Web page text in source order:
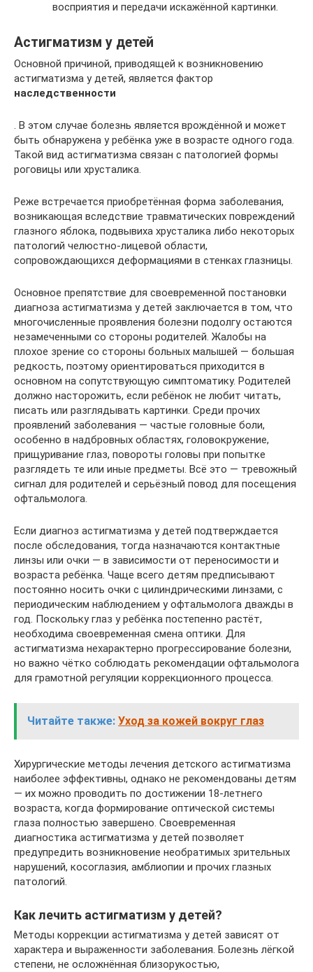
восприятия и передачи искажённой картинки.
Астигматизм у детей
Основной причиной, приводящей к возникновению
астигматизма у детей, является фактор
наследственности
. В этом случае болезнь является врождённой и может
быть обнаружена у ребёнка уже в возрасте одного года.
Такой вид астигматизма связан с патологией формы
роговицы или хрусталика.
Реже встречается приобретённая форма заболевания,
возникающая вследствие травматических повреждений
глазного яблока, подвывиха хрусталика либо некоторых
патологий челюстно-лицевой области,
сопровождающихся деформациями в стенках глазницы.
Основное препятствие для своевременной постановки
диагноза астигматизма у детей заключается в том, что
многочисленные проявления болезни подолгу остаются
незамеченными со стороны родителей. Жалобы на
плохое зрение со стороны больных малышей — большая
редкость, поэтому ориентироваться приходится в
основном на сопутствующую симптоматику. Родителей
должно насторожить, если ребёнок не любит читать,
писать или разглядывать картинки. Среди прочих
проявлений заболевания — частые головные боли,
особенно в надбровных областях, головокружение,
прищуривание глаз, повороты головы при попытке
разглядеть те или иные предметы. Всё это — тревожный
сигнал для родителей и серьёзный повод для посещения
офтальмолога.
Если диагноз астигматизма у детей подтверждается
после обследования, тогда назначаются контактные
линзы или очки — в зависимости от переносимости и
возраста ребёнка. Чаще всего детям предписывают
постоянно носить очки с цилиндрическими линзами, с
периодическим наблюдением у офтальмолога дважды в
год. Поскольку глаз у ребёнка постепенно растёт,
необходима своевременная смена оптики. Для
астигматизма нехарактерно прогрессирование болезни,
но важно чётко соблюдать рекомендации офтальмолога
для грамотной регуляции коррекционного процесса.
Читайте также: Уход за кожей вокруг глаз
Хирургические методы лечения детского астигматизма
наиболее эффективны, однако не рекомендованы детям
— их можно проводить по достижении 18-летнего
возраста, когда формирование оптической системы
глаза полностью завершено. Своевременная
диагностика астигматизма у детей позволяет
предупредить возникновение необратимых зрительных
нарушений, косоглазия, амблиопии и прочих глазных
патологий.
Как лечить астигматизм у детей?
Методы коррекции астигматизма у детей зависят от
характера и выраженности заболевания. Болезнь лёгкой
степени, не осложнённая близорукостью,